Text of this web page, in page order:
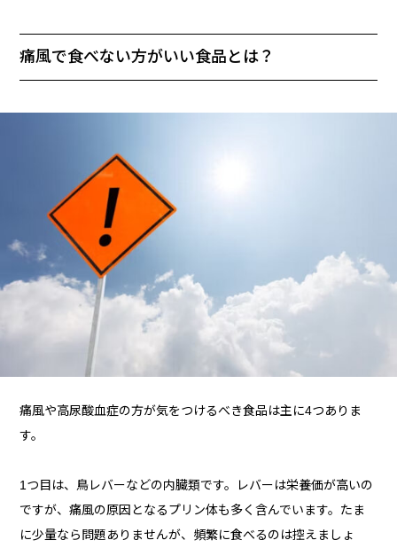
痛風で食べない方がいい食品とは？
痛風や高尿酸血症の方が気をつけるべき食品は主に4つありま
す。
1つ目は、鳥レバーなどの内臓類です。レバーは栄養価が高いの
ですが、痛風の原因となるプリン体も多く含んでいます。たま
に少量なら問題ありませんが、頻繁に食べるのは控えましょ